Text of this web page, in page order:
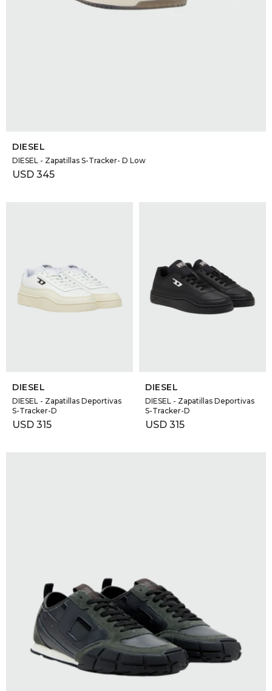
DIESEL
DIESEL - Zapatillas S-Tracker- D Low
USD 345
DIESEL
DIESEL - Zapatillas Deportivas
S-Tracker-D
USD 315
DIESEL
DIESEL - Zapatillas Deportivas
S-Tracker-D
USD 315